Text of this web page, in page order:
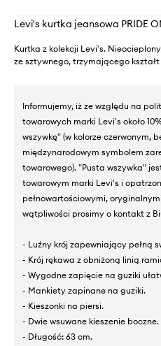
Levi's kurtka jeansowa PRIDE
Kurtka z kolekcji Levi's.
ze sztywnego, trzymającego
Informujemy, iż ze względu na
towarowych marki Levi's około
wszywkę" (w kolorze czerwonym,
międzynarodowym symbolem
towarowego). "Pusta wszywka"
towarowym marki Levi's i
pełnowartościowymi,
wątpliwości prosimy o kontakt z
- Luźny krój zapewniający pełną
- Krój rękawa z obniżoną linią
- Wygodne zapięcie na guziki
- Mankiety zapinane na guziki.
- Kieszonki na piersi.
- Dwie wsuwane kieszenie boczne.
- Długość: 63 cm.